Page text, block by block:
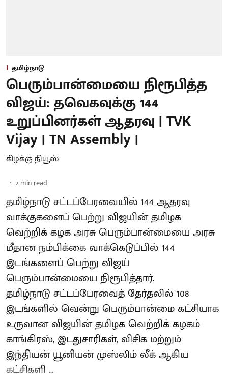
தமிழ்நாடு
பெரும்பான்மையை நிரூபித்த
விஜய்: தவெகவுக்கு 144
உறுப்பினர்கள் ஆதரவு | TVK
Vijay | TN Assembly |
கிழக்கு நியூஸ்
2 min read
தமிழ்நாடு சட்டப்பேரவையில் 144 ஆதரவு
வாக்குகளைப் பெற்று விஜயின் தமிழக
வெற்றிக் கழக அரசு பெரும்பான்மையை அரசு
மீதான நம்பிக்கை வாக்கெடுப்பில் 144
இடங்களைப் பெற்று விஜய்
பெரும்பான்மையை நிரூபித்தார்.
தமிழ்நாடு சட்டப்பேரவைத் தேர்தலில் 108
இடங்களில் வென்று பெரும்பான்மை கட்சியாக
உருவான விஜயின் தமிழக வெற்றிக் கழகம்
காங்கிரஸ், இடதுசாரிகள், விசிக மற்றும்
இந்தியன் யூனியன் முஸ்லிம் லீக் ஆகிய
கட்சிகளி ...